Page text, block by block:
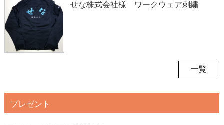
せな株式会社様 ワークウェア刺繍
一覧
プレゼント